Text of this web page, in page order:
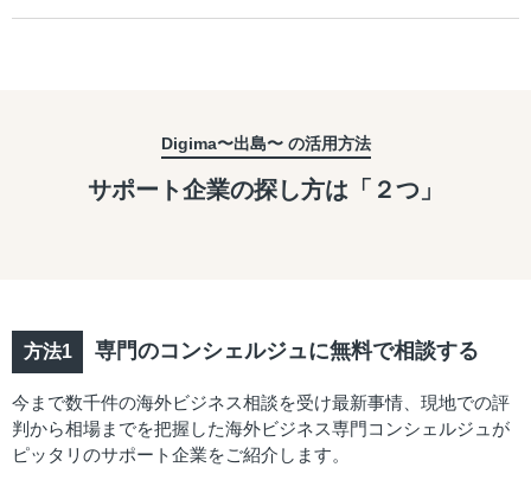
Digima〜出島〜 の活用方法
サポート企業の探し方は「２つ」
専門のコンシェルジュに無料で相談する
今まで数千件の海外ビジネス相談を受け最新事情、現地での評
判から相場までを把握した海外ビジネス専門コンシェルジュが
ピッタリのサポート企業をご紹介します。